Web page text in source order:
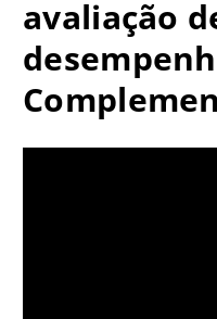
avaliação